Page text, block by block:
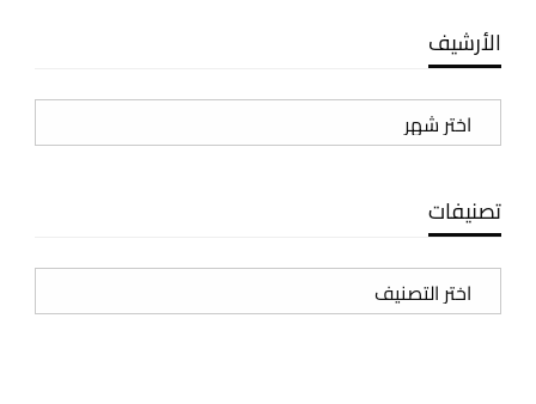
الأرشيف
الأرشيف
تصنيفات
تصنيفات